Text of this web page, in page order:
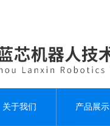
关于我们 产品展示